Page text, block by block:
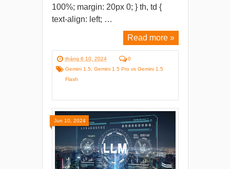
100%; margin: 20px 0; } th, td {
text-align: left; …
Read more »
tháng 6 10, 2024
0
Gemini 1.5, Gemini 1.5 Pro vs Gemini 1.5
Flash
Jun 10, 2024